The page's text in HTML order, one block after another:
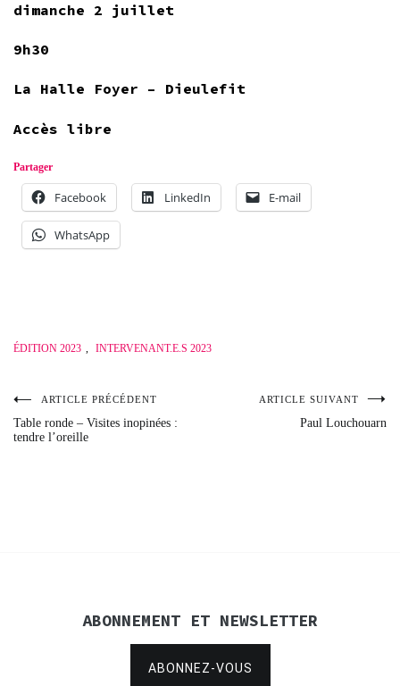
dimanche 2 juillet
9h30
La Halle Foyer – Dieulefit
Accès libre
Partager
Facebook LinkedIn E-mail
WhatsApp
ÉDITION 2023 INTERVENANT.E.S 2023
Navigation
ARTICLE PRÉCÉDENT
Table ronde – Visites inopinées :
tendre l’oreille
ARTICLE SUIVANT
Paul Louchouarn
ABONNEMENT ET NEWSLETTER
ABONNEZ-VOUS